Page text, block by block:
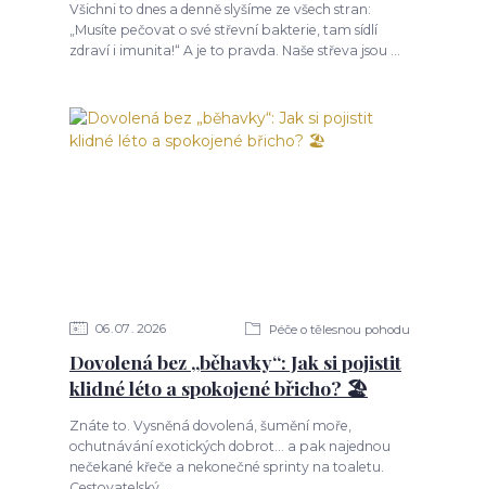
Všichni to dnes a denně slyšíme ze všech stran:
„Musíte pečovat o své střevní bakterie, tam sídlí
zdraví i imunita!“ A je to pravda. Naše střeva jsou ...
06 07 2026 Péče o tělesnou pohodu
Dovolená bez „běhavky“: Jak si pojistit
klidné léto a spokojené břicho? 🏖️
Znáte to. Vysněná dovolená, šumění moře,
ochutnávání exotických dobrot... a pak najednou
nečekané křeče a nekonečné sprinty na toaletu.